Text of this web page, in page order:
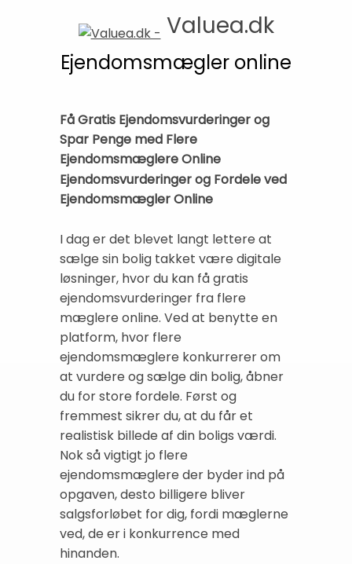
Valuea.dk
Ejendomsmægler online
Få Gratis Ejendomsvurderinger og
Spar Penge med Flere
Ejendomsmæglere Online
Ejendomsvurderinger og Fordele ved
Ejendomsmægler Online
I dag er det blevet langt lettere at
sælge sin bolig takket være digitale
løsninger, hvor du kan få gratis
ejendomsvurderinger fra flere
mæglere online. Ved at benytte en
platform, hvor flere
ejendomsmæglere konkurrerer om
at vurdere og sælge din bolig, åbner
du for store fordele. Først og
fremmest sikrer du, at du får et
realistisk billede af din boligs værdi.
Nok så vigtigt jo flere
ejendomsmæglere der byder ind på
opgaven, desto billigere bliver
salgsforløbet for dig, fordi mæglerne
ved, de er i konkurrence med
hinanden.